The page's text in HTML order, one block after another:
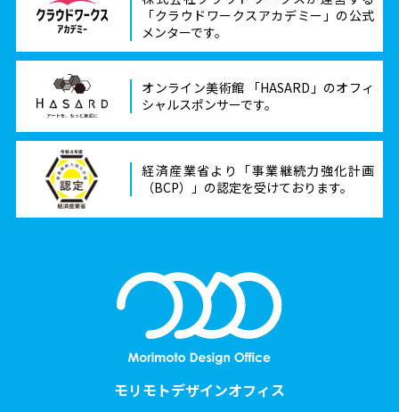
モリモトデザインオフィス
「クラウドワークスアカデミー」の公式
メンターです。
オンライン美術館 「HASARD」のオフィ
シャルスポンサーです。
経済産業省より「事業継続力強化計画
（BCP）」の認定を受けております。